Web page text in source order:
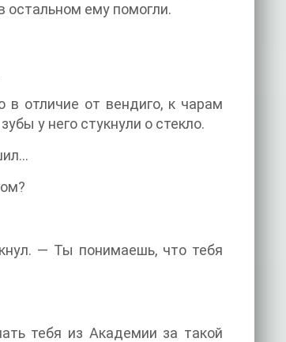
остальном ему помогли.
отличие от вендиго, к чарам
у него стукнули о стекло.
— Ты понимаешь, что тебя
тебя из Академии за такой